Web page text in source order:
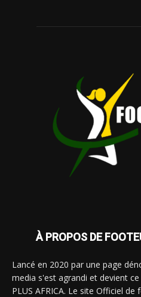
À PROPOS DE
Lancé en 2020 par une page
media s'est agrandi et devient ce
PLUS AFRICA. Le site Officiel